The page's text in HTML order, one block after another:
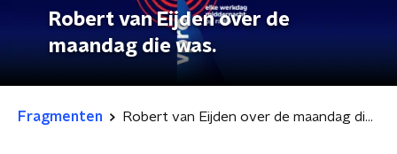
Robert van Eijden over de
maandag die was.
Fragmenten Robert van Eijden over de maandag die was.